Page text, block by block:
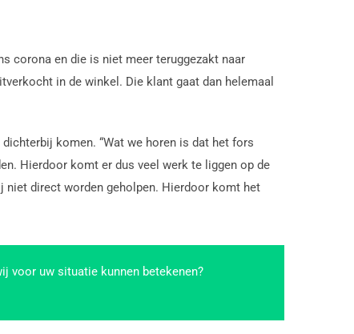
corona en die is niet meer teruggezakt naar
in de winkel. Die klant gaat dan helemaal
komen. “Wat we horen is dat het fors
Hierdoor komt er dus veel werk te liggen op de
niet direct worden geholpen. Hierdoor komt het
voor uw situatie kunnen betekenen?